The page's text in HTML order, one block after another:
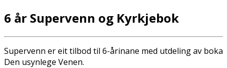
6 år Supervenn og Kyrkjebok
Supervenn er eit tilbod til 6-årinane med utdeling av boka
Den usynlege Venen.